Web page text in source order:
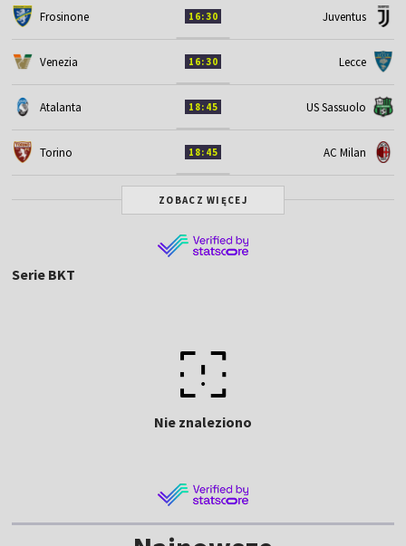
Frosinone 16:30 Juventus
Venezia 16:30 Lecce
Atalanta 18:45 US Sassuolo
Torino 18:45 AC Milan
ZOBACZ WIĘCEJ
Serie BKT
Nie znaleziono